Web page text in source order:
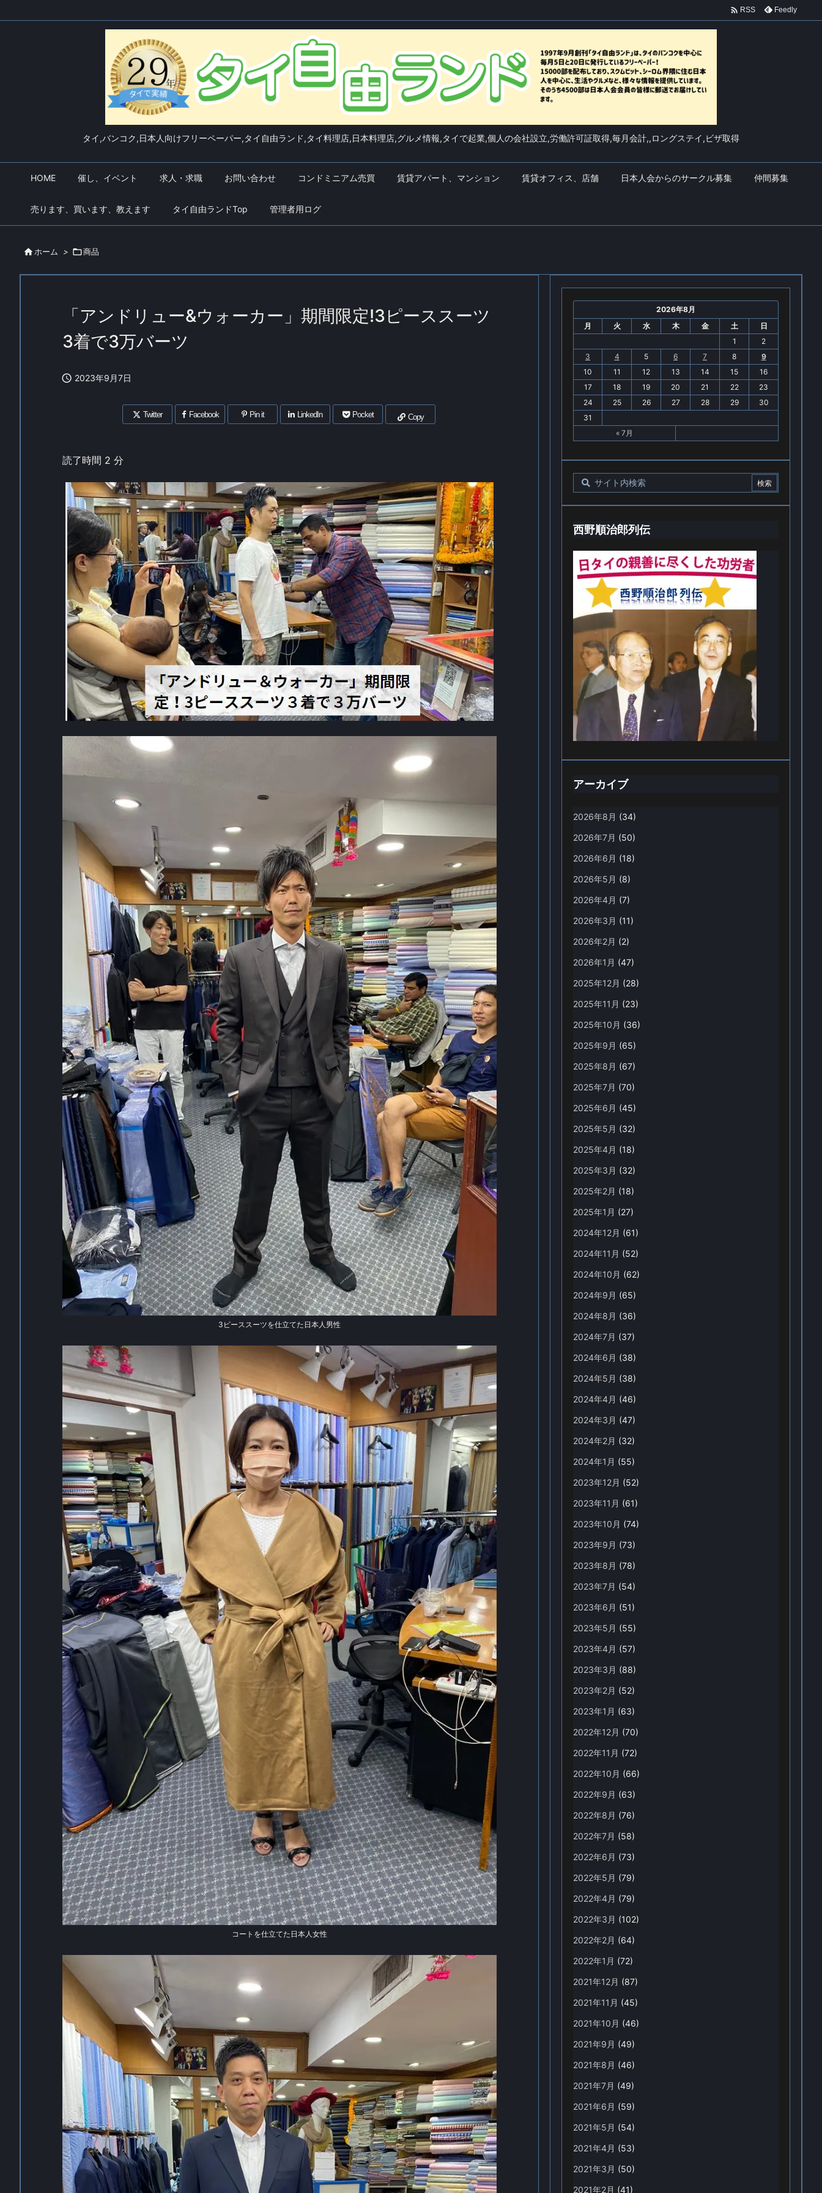
タイ,バンコク,日本人向けフリーペーパー,タイ自由ランド,タイ料理店,日本料理店,グルメ情報,タイで起業,個人の会社設立,労働許可証取得,毎月会計,,ロングステイ,ビザ取得
HOME 催し、イベント 求人・求職 お問い合わせ コンドミニアム売買 賃貸アパート、マンション 賃貸オフィス、店舗 日本人会からのサークル募集 仲間募集
売ります、買います、教えます タイ自由ランドTop 管理者用ログ
 RSS Feedly
 ホーム > 商品
「アンドリュー&ウォーカー」期間限定!3ピーススーツ
3着で3万バーツ
 2023年9月7日
Twitter Facebook Pin it LinkedIn Pocket Copy
読了時間 2 分
3ピーススーツを仕立てた日本人男性
コートを仕立てた日本人女性
2026年8月
月
火 水 木 金 土
日
1
2
3
4 5 6 7 8
9
10
11 12 13 14 15
16
17
18 19 20 21 22
23
24
25 26 27 28 29
30
31
« 7月
西野順治郎列伝
アーカイブ
2026年8月 (34)
2026年7月 (50)
2026年6月 (18)
2026年5月 (8)
2026年4月 (7)
2026年3月 (11)
2026年2月 (2)
2026年1月 (47)
2025年12月 (28)
2025年11月 (23)
2025年10月 (36)
2025年9月 (65)
2025年8月 (67)
2025年7月 (70)
2025年6月 (45)
2025年5月 (32)
2025年4月 (18)
2025年3月 (32)
2025年2月 (18)
2025年1月 (27)
2024年12月 (61)
2024年11月 (52)
2024年10月 (62)
2024年9月 (65)
2024年8月 (36)
2024年7月 (37)
2024年6月 (38)
2024年5月 (38)
2024年4月 (46)
2024年3月 (47)
2024年2月 (32)
2024年1月 (55)
2023年12月 (52)
2023年11月 (61)
2023年10月 (74)
2023年9月 (73)
2023年8月 (78)
2023年7月 (54)
2023年6月 (51)
2023年5月 (55)
2023年4月 (57)
2023年3月 (88)
2023年2月 (52)
2023年1月 (63)
2022年12月 (70)
2022年11月 (72)
2022年10月 (66)
2022年9月 (63)
2022年8月 (76)
2022年7月 (58)
2022年6月 (73)
2022年5月 (79)
2022年4月 (79)
2022年3月 (102)
2022年2月 (64)
2022年1月 (72)
2021年12月 (87)
2021年11月 (45)
2021年10月 (46)
2021年9月 (49)
2021年8月 (46)
2021年7月 (49)
2021年6月 (59)
2021年5月 (54)
2021年4月 (53)
2021年3月 (50)
2021年2月 (41)